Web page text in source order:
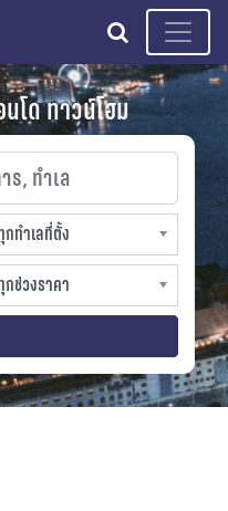
search
โด ทาวน์โฮม
ำเล
กทำเลที่ตั้ง
กช่วงราคา